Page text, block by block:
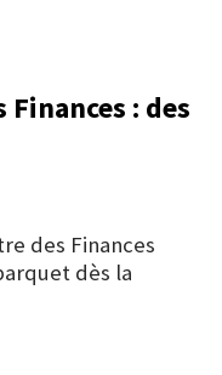
: des
des Finances
dès la